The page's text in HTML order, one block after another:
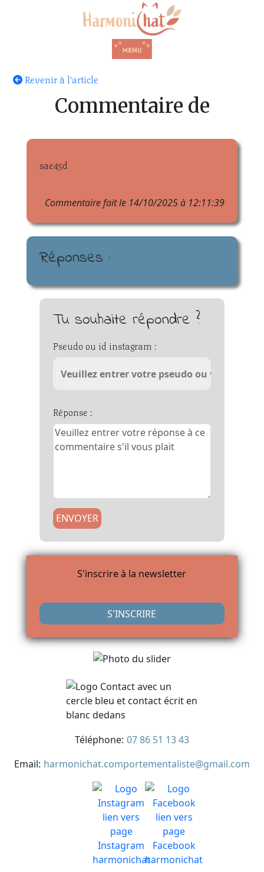
Revenir à l'article
Commentaire de
sae45d
Commentaire fait le 14/10/2025 à 12:11:39
Réponses :
Tu souhaite répondre ?
Pseudo ou id instagram :
Réponse :
ENVOYER
S'inscrire à la newsletter
S'INSCRIRE
Téléphone: 07 86 51 13 43
Email: harmonichat.comportementaliste@gmail.com